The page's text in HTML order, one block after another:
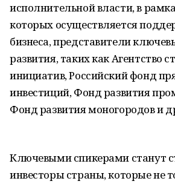
исполнительной власти, в
которых осуществляется
бизнеса, представители
развития, таких как Агентство
инициатив, Российский фонд
инвестиций, Фонд развития
Фонд развития моногородов и
Ключевыми спикерами станут
инвесторы страны, которые не